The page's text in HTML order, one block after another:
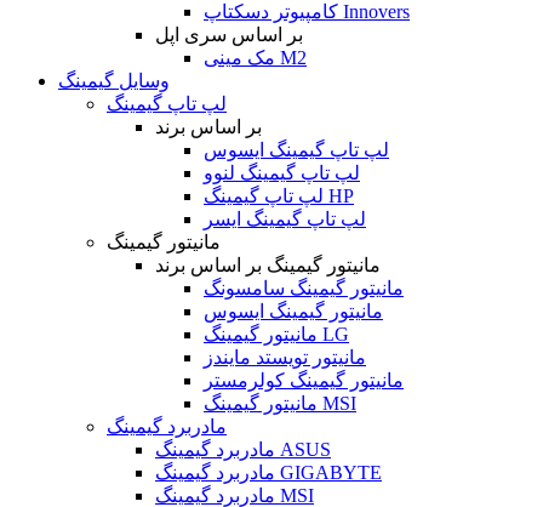
کامپیوتر دسکتاپ Innovers
بر اساس سری اپل
مک مینی M2
وسایل گیمینگ
لپ تاپ گیمینگ
بر اساس برند
لپ تاپ گیمینگ ایسوس
لپ تاپ گیمینگ لنوو
لپ تاپ گیمینگ HP
لپ تاپ گیمینگ ایسر
مانیتور گیمینگ
مانیتور گیمینگ بر اساس برند
مانیتور گیمینگ سامسونگ
مانیتور گیمینگ ایسوس
مانیتور گیمینگ LG
مانیتور تویستد مایندز
مانیتور گیمینگ کولرمستر
مانیتور گیمینگ MSI
مادربرد گیمینگ
مادربرد گیمینگ ASUS
مادربرد گیمینگ GIGABYTE
مادربرد گیمینگ MSI